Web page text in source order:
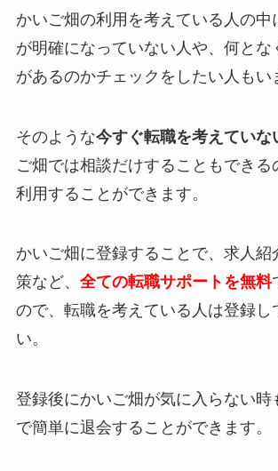
かいご畑の利用を考えている人の中
が明確になっていない人や、何とな
があるのかチェックをしたい人もい
そのような今すぐ転職を考えていな
ご畑では相談だけすることもできる
利用することができます。
かいご畑に登録することで、求人紹
策など、 全ての転職サポートを無料
ので、転職を考えている人は登録し
い。
登録後にかいご畑が気に入らない時
で簡単に退会することができます。